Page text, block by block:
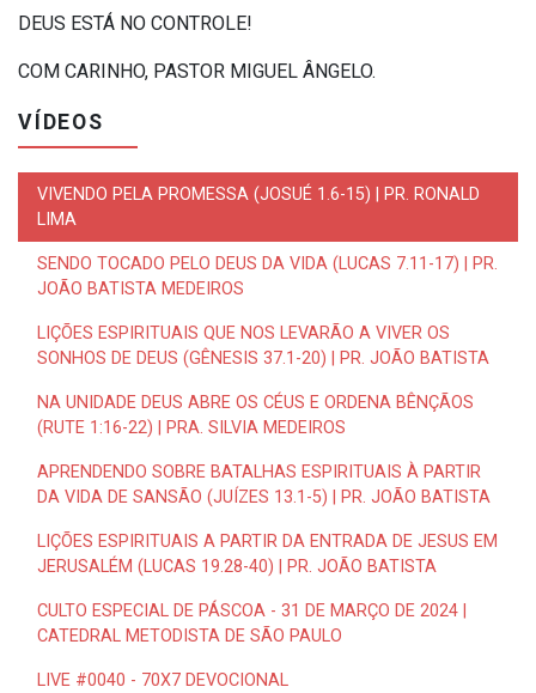
DEUS ESTÁ NO CONTROLE!
COM CARINHO, PASTOR MIGUEL ÂNGELO.
VÍDEOS
VIVENDO PELA PROMESSA (JOSUÉ 1.6-15) | PR. RONALD
LIMA
SENDO TOCADO PELO DEUS DA VIDA (LUCAS 7.11-17) | PR.
JOÃO BATISTA MEDEIROS
LIÇÕES ESPIRITUAIS QUE NOS LEVARÃO A VIVER OS
SONHOS DE DEUS (GÊNESIS 37.1-20) | PR. JOÃO BATISTA
NA UNIDADE DEUS ABRE OS CÉUS E ORDENA BÊNÇÃOS
(RUTE 1:16-22) | PRA. SILVIA MEDEIROS
APRENDENDO SOBRE BATALHAS ESPIRITUAIS À PARTIR
DA VIDA DE SANSÃO (JUÍZES 13.1-5) | PR. JOÃO BATISTA
LIÇÕES ESPIRITUAIS A PARTIR DA ENTRADA DE JESUS EM
JERUSALÉM (LUCAS 19.28-40) | PR. JOÃO BATISTA
CULTO ESPECIAL DE PÁSCOA - 31 DE MARÇO DE 2024 |
CATEDRAL METODISTA DE SÃO PAULO
LIVE #0040 - 70X7 DEVOCIONAL